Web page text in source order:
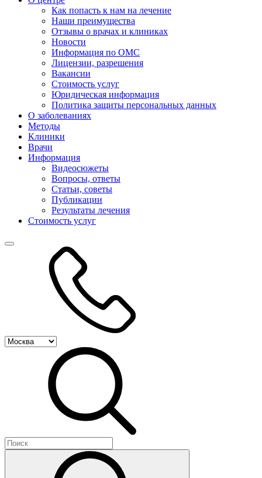
Как попасть к нам на лечение
Наши преимущества
Отзывы о врачах и клиниках
Новости
Информация по ОМС
Лицензии, разрешения
Вакансии
Стоимость услуг
Юридическая информация
Политика защиты персональных данных
О заболеваниях
Методы
Клиники
Врачи
Информация
Видеосюжеты
Вопросы, ответы
Статьи, советы
Публикации
Результаты лечения
Стоимость услуг